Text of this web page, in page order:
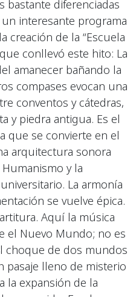
bastante diferenciadas
interesante programa
creación de la “Escuela
conllevó este hito: La
amanecer bañando la
compases evocan una
conventos y cátedras,
y piedra antigua. Es el
que se convierte en el
arquitectura sonora
y la
La armonía
se vuelve épica.
Aquí la música
el Nuevo Mundo; no es
choque de dos mundos
pasaje lleno de misterio
la expansión de la